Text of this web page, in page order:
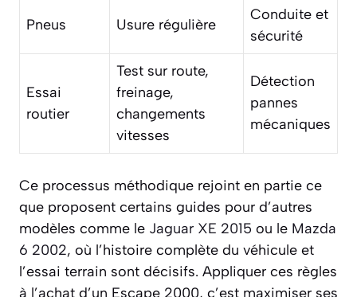
Pneus Usure régulière
Conduite et
sécurité
Essai
routier
Test sur route,
freinage,
changements
vitesses
Détection
pannes
mécaniques
Ce processus méthodique rejoint en partie ce
que proposent certains guides pour d’autres
modèles comme le Jaguar XE 2015 ou le Mazda
6 2002, où l’histoire complète du véhicule et
l’essai terrain sont décisifs. Appliquer ces règles
à l’achat d’un Escape 2000, c’est maximiser ses